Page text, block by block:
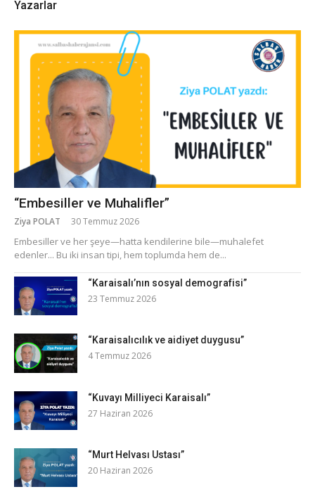
Yazarlar
“Embesiller ve Muhalifler”
Ziya POLAT 30 Temmuz 2026
​Embesiller ve her şeye—hatta kendilerine bile—muhalefet
edenler... Bu iki insan tipi, hem toplumda hem de...
“Karaisalı’nın sosyal demografisi”
23 Temmuz 2026
“Karaisalıcılık ve aidiyet duygusu”
4 Temmuz 2026
“Kuvayı Milliyeci Karaisalı”
27 Haziran 2026
“Murt Helvası Ustası”
20 Haziran 2026